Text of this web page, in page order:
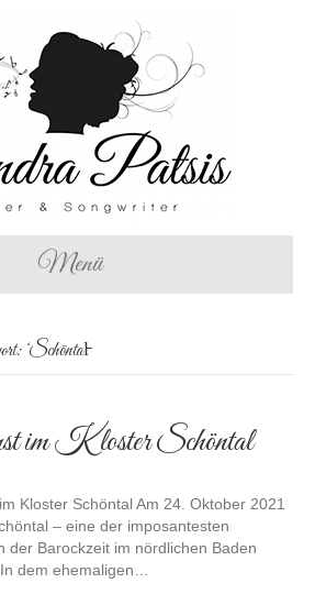
Menü
‘Schöntal̵
im Kloster Schöntal
Kloster Schöntal Am 24. Oktober 2021
– eine der imposantesten
der Barockzeit im nördlichen Baden
dem ehemaligen…